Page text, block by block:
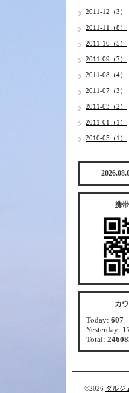
2011-12（3）
2011-11（8）
2011-10（5）
2011-09（7）
2011-08（4）
2011-07（3）
2011-03（2）
2011-01（1）
2010-05（1）
携
カ
Today: 607
Yesterday:
Total:
©2026 ダルジ